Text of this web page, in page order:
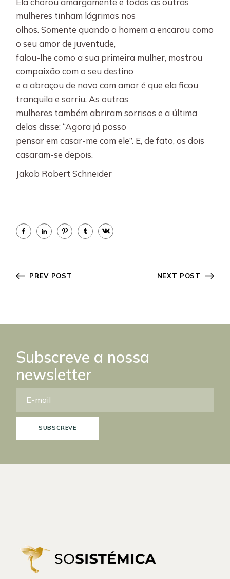
mulheres tinham lágrimas nos
olhos. Somente quando o homem a encarou como
o seu amor de juventude,
falou-lhe como a sua primeira mulher, mostrou
compaixão com o seu destino
e a abraçou de novo com amor é que ela ficou
tranquila e sorriu. As outras
mulheres também abriram sorrisos e a última
delas disse: “Agora já posso
pensar em casar-me com ele”. E, de fato, os dois
casaram-se depois.
Jakob Robert Schneider
PREV POST NEXT POST
Subscreve a nossa
newsletter
SUBSCREVE